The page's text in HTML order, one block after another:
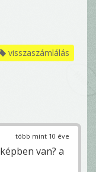
visszaszámlálás
több mint 10 éve
van? a